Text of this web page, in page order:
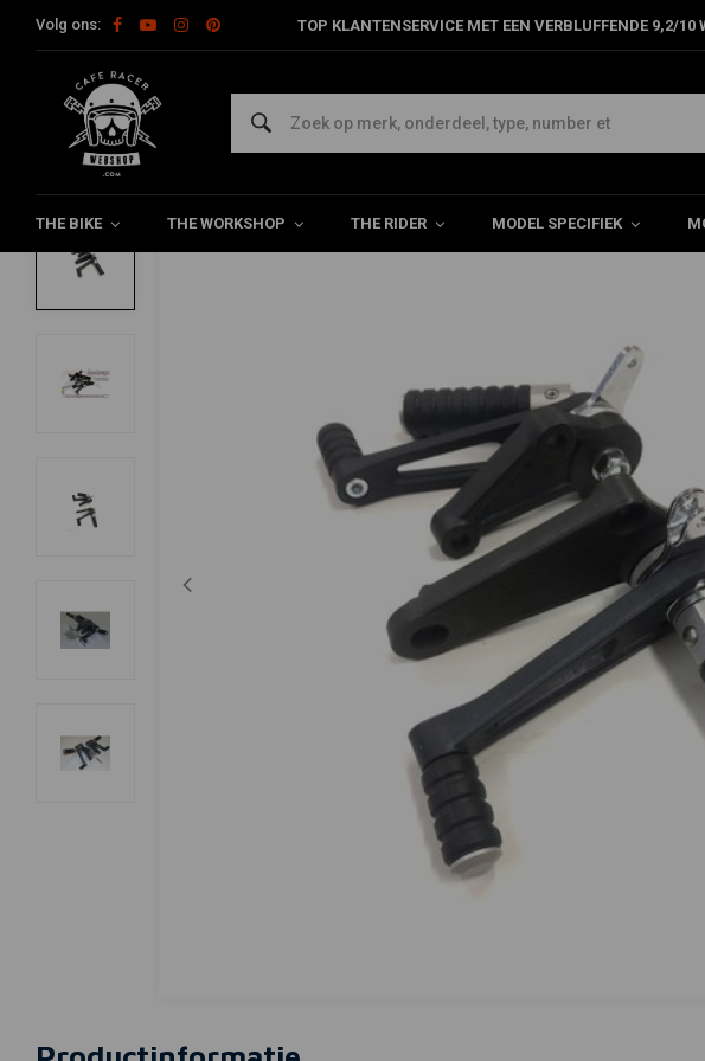
Volg ons: TOP KLANTENSERVICE MET EEN VERBLUFFENDE 9,2/10
THE BIKE THE WORKSHOP THE RIDER MODEL SPECIFIEK
Home The Bike Rearsets & Voetsteunen Rearsets & Voetsteunen Morini
TAROZZI
Morini Remschakelset Zwart vouwbaar